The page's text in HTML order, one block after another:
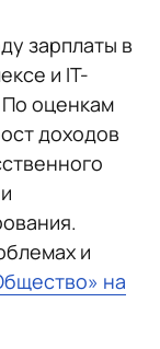
зарплаты в
и IT-
По оценкам
доходов
и
на